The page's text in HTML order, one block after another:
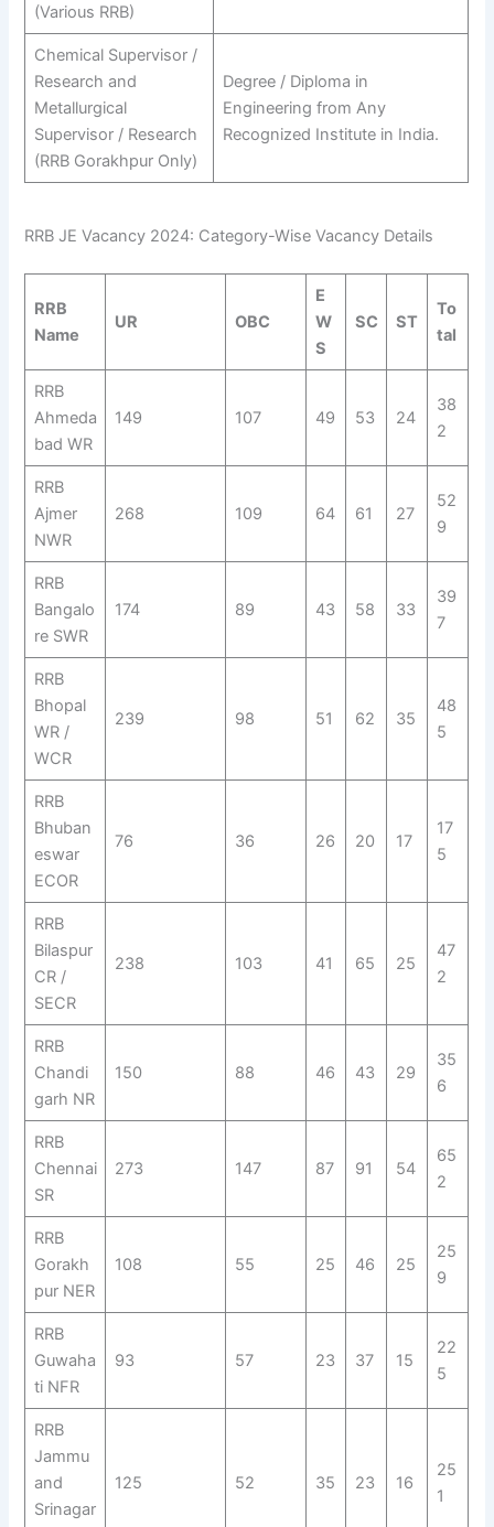
(Various RRB)
Chemical Supervisor /
Research and
Metallurgical
Supervisor / Research
(RRB Gorakhpur Only)
Degree / Diploma in
Engineering from Any
Recognized Institute in India.
RRB JE Vacancy 2024: Category-Wise Vacancy Details
RRB
Name
UR OBC
E
W
S
SC ST
To
tal
RRB
Ahmeda
bad WR
149 107 49 53 24
38
2
RRB
Ajmer
NWR
268 109 64 61 27
52
9
RRB
Bangalo
re SWR
174 89 43 58 33
39
7
RRB
Bhopal
WR /
WCR
239 98 51 62 35
48
5
RRB
Bhuban
eswar
ECOR
76 36 26 20 17
17
5
RRB
Bilaspur
CR /
SECR
238 103 41 65 25
47
2
RRB
Chandi
garh NR
150 88 46 43 29
35
6
RRB
Chennai
SR
273 147 87 91 54
65
2
RRB
Gorakh
pur NER
108 55 25 46 25
25
9
RRB
Guwaha
ti NFR
93 57 23 37 15
22
5
RRB
Jammu
and
Srinagar
125 52 35 23 16
25
1